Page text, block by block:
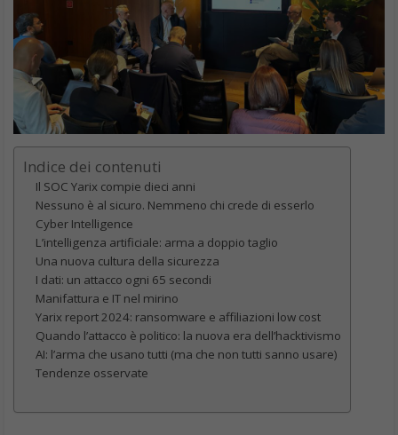
Indice dei contenuti
Il SOC Yarix compie dieci anni
Nessuno è al sicuro. Nemmeno chi crede di esserlo
Cyber Intelligence
L’intelligenza artificiale: arma a doppio taglio
Una nuova cultura della sicurezza
I dati: un attacco ogni 65 secondi
Manifattura e IT nel mirino
Yarix report 2024: ransomware e affiliazioni low cost
Quando l’attacco è politico: la nuova era dell’hacktivismo
AI: l’arma che usano tutti (ma che non tutti sanno usare)
Tendenze osservate